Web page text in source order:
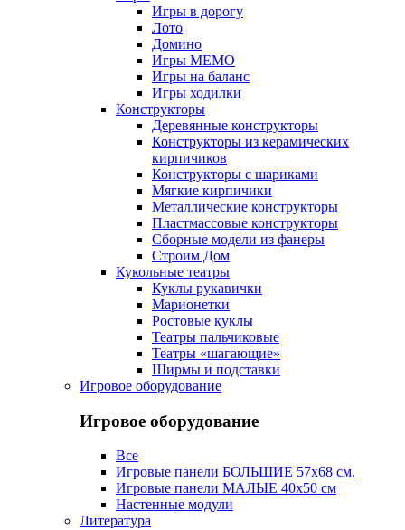
Игры в дорогу
Лото
Домино
Игры МЕМО
Игры на баланс
Игры ходилки
Конструкторы
Деревянные конструкторы
Конструкторы из керамических
кирпичиков
Конструкторы с шариками
Мягкие кирпичики
Металлические конструкторы
Пластмассовые конструкторы
Сборные модели из фанеры
Строим Дом
Кукольные театры
Куклы рукавички
Марионетки
Ростовые куклы
Театры пальчиковые
Театры «шагающие»
Ширмы и подставки
Игровое оборудование
Игровое оборудование
Все
Игровые панели БОЛЬШИЕ 57х68 см.
Игровые панели МАЛЫЕ 40х50 см
Настенные модули
Литература